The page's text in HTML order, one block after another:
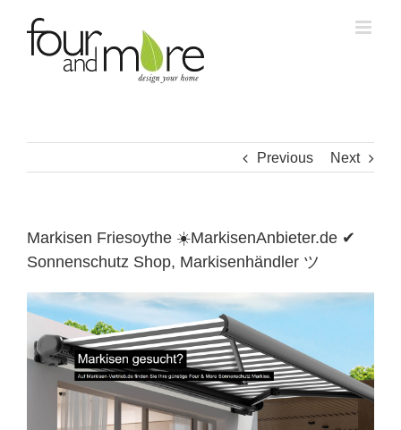
content
Previous Next
Markisen Friesoythe ☀️MarkisenAnbieter.de ✔
Sonnenschutz Shop, Markisenhändler ツ